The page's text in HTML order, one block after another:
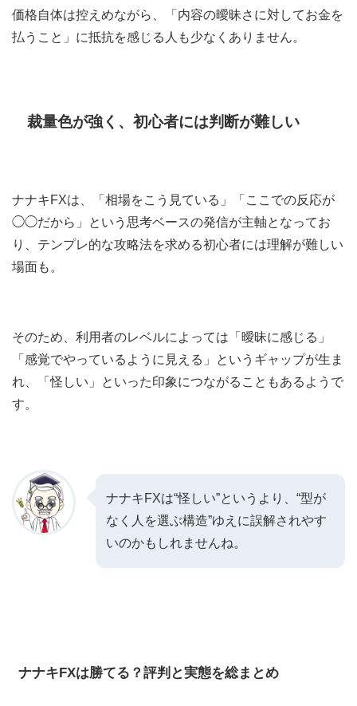
価格自体は控えめながら、「内容の曖昧さに対してお金を
払うこと」に抵抗を感じる人も少なくありません。
裁量色が強く、初心者には判断が難しい
ナナキFXは、「相場をこう見ている」「ここでの反応が
◯◯だから」という思考ベースの発信が主軸となってお
り、テンプレ的な攻略法を求める初心者には理解が難しい
場面も。
そのため、利用者のレベルによっては「曖昧に感じる」
「感覚でやっているように見える」というギャップが生ま
れ、「怪しい」といった印象につながることもあるようで
す。
ナナキFXは“怪しい”というより、“型が
なく人を選ぶ構造”ゆえに誤解されやす
いのかもしれませんね。
ナナキFXは勝てる？評判と実態を総まとめ